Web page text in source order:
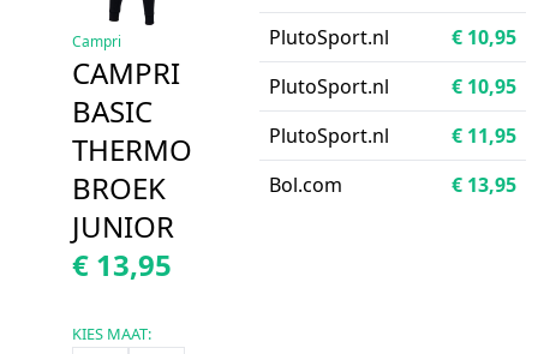
Campri
CAMPRI
BASIC
THERMO
BROEK
JUNIOR
€ 13,95
KIES MAAT:
PlutoSport.nl
€ 10,95
PlutoSport.nl
€ 10,95
PlutoSport.nl
€ 11,95
Bol.com
€ 13,95